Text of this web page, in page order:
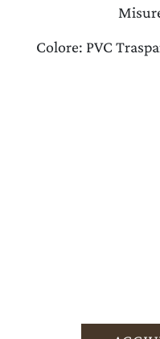
In che
Colore: PVC